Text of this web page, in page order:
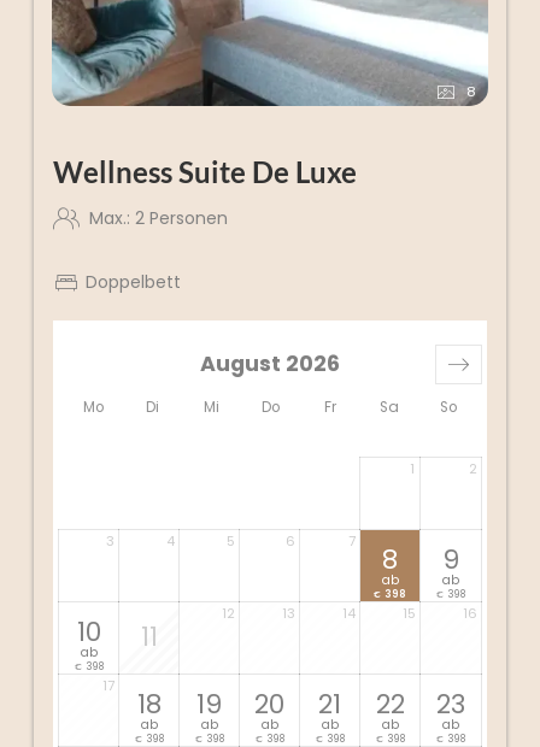
8
Wellness Suite De Luxe
Max.: 2 Personen
Doppelbett
Mo Di Mi Do Fr Sa So
August 2026
1 2
3 4 5 6 7 8
ab
€ 398
9
ab
€ 398
10
ab
€ 398
11
12 13 14 15 16
17 18
ab
€ 398
19
ab
€ 398
20
ab
€ 398
21
ab
€ 398
22
ab
€ 398
23
ab
€ 398